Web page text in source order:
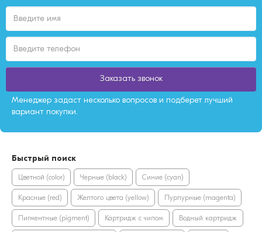
Заказать звонок
Менеджер задаст несколько вопросов и подберет лучший
вариант покупки.
Быстрый поиск
Цветной (color) Черные (black) Синие (cyan)
Красные (red) Желтого цвета (yellow) Пурпурные (magenta)
Пигментные (pigment) Картридж с чипом Водный картридж